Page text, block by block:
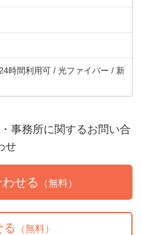
時間利用可 / 光ファイバー / 新
事務所に関するお問い合
せ
せる （無料）
る （無料）